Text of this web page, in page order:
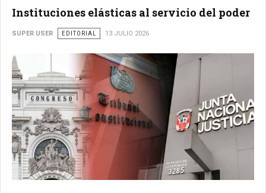
Instituciones elásticas al servicio del poder
SUPER USER EDITORIAL 13 JULIO 2026